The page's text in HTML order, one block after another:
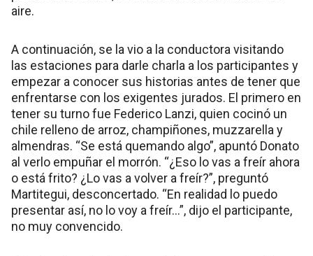
aire.
A continuación, se la vio a la conductora visitando
las estaciones para darle charla a los participantes y
empezar a conocer sus historias antes de tener que
enfrentarse con los exigentes jurados. El primero en
tener su turno fue Federico Lanzi, quien cocinó un
chile relleno de arroz, champiñones, muzzarella y
almendras. “Se está quemando algo”, apuntó Donato
al verlo empuñar el morrón. “¿Eso lo vas a freír ahora
o está frito? ¿Lo vas a volver a freír?”, preguntó
Martitegui, desconcertado. “En realidad lo puedo
presentar así, no lo voy a freír…”, dijo el participante,
no muy convencido.